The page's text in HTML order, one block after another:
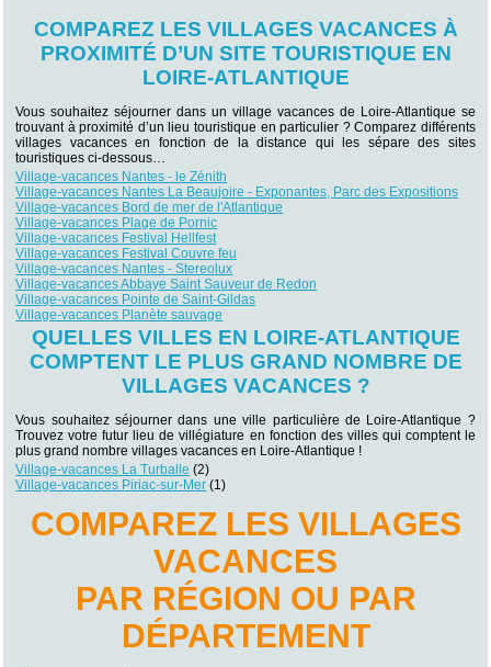
COMPAREZ LES VILLAGES VACANCES À
PROXIMITÉ D’UN SITE TOURISTIQUE EN
LOIRE-ATLANTIQUE
Vous souhaitez séjourner dans un village vacances de Loire-Atlantique se
trouvant à proximité d’un lieu touristique en particulier ? Comparez différents
villages vacances en fonction de la distance qui les sépare des sites
touristiques ci-dessous…
Village-vacances Nantes - le Zénith
Village-vacances Nantes La Beaujoire - Exponantes, Parc des Expositions
Village-vacances Bord de mer de l'Atlantique
Village-vacances Plage de Pornic
Village-vacances Festival Hellfest
Village-vacances Festival Couvre feu
Village-vacances Nantes - Stereolux
Village-vacances Abbaye Saint Sauveur de Redon
Village-vacances Pointe de Saint-Gildas
Village-vacances Planète sauvage
QUELLES VILLES EN LOIRE-ATLANTIQUE
COMPTENT LE PLUS GRAND NOMBRE DE
VILLAGES VACANCES ?
Vous souhaitez séjourner dans une ville particulière de Loire-Atlantique ?
Trouvez votre futur lieu de villégiature en fonction des villes qui comptent le
plus grand nombre villages vacances en Loire-Atlantique !
Village-vacances La Turballe (2)
Village-vacances Piriac-sur-Mer (1)
COMPAREZ LES VILLAGES
VACANCES
PAR RÉGION OU PAR
DÉPARTEMENT